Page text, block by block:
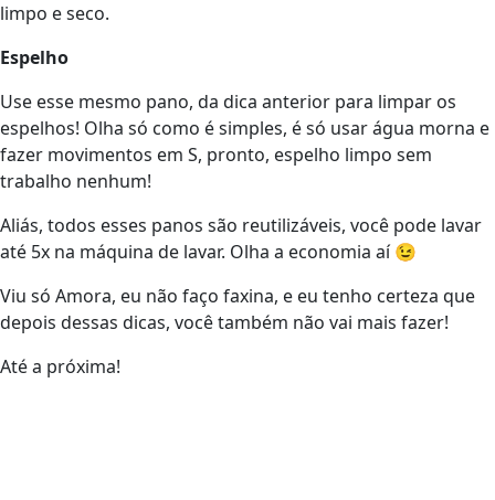
limpo e seco.
Espelho
Use esse mesmo pano, da dica anterior para limpar os
espelhos! Olha só como é simples, é só usar água morna e
fazer movimentos em S, pronto, espelho limpo sem
trabalho nenhum!
Aliás, todos esses panos são reutilizáveis, você pode lavar
até 5x na máquina de lavar. Olha a economia aí 😉
Viu só Amora, eu não faço faxina, e eu tenho certeza que
depois dessas dicas, você também não vai mais fazer!
Até a próxima!